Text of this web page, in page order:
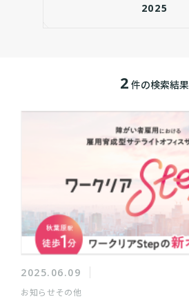
2025
2 件の検索結果
2025.06.09
お知らせその他